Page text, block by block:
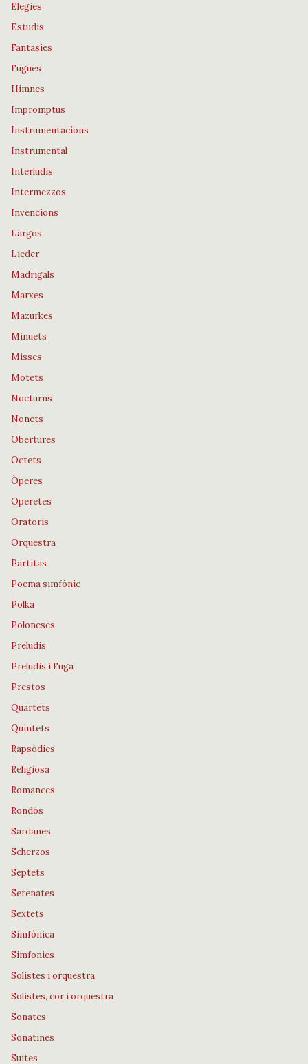
Elegies
Estudis
Fantasies
Fugues
Himnes
Impromptus
Instrumentacions
Instrumental
Interludis
Intermezzos
Invencions
Largos
Lieder
Madrigals
Marxes
Mazurkes
Minuets
Misses
Motets
Nocturns
Nonets
Obertures
Octets
Òperes
Operetes
Oratoris
Orquestra
Partitas
Poema simfònic
Polka
Poloneses
Preludis
Preludis i Fuga
Prestos
Quartets
Quintets
Rapsòdies
Religiosa
Romances
Rondós
Sardanes
Scherzos
Septets
Serenates
Sextets
Simfònica
Simfonies
Solistes i orquestra
Solistes, cor i orquestra
Sonates
Sonatines
Suites